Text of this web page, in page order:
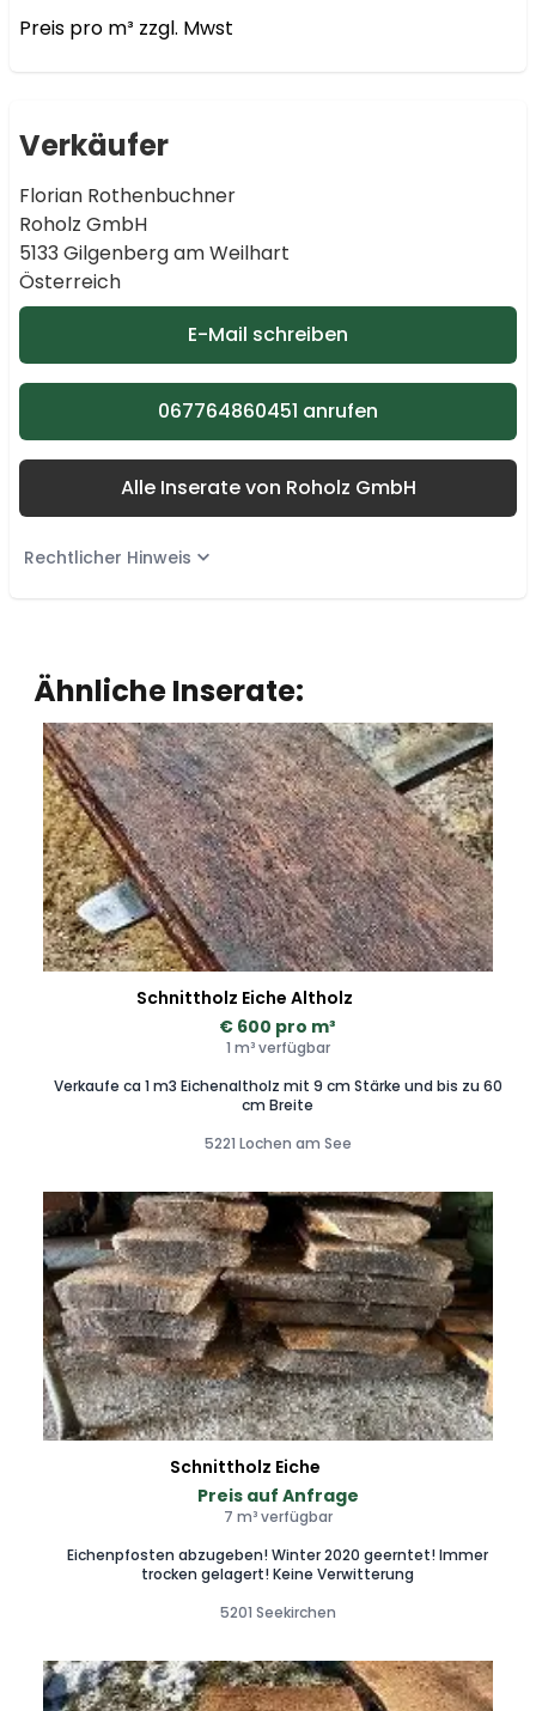
Preis pro m³ zzgl. Mwst
Verkäufer
Florian Rothenbuchner
Roholz GmbH
5133 Gilgenberg am Weilhart
Österreich
E-Mail schreiben
067764860451 anrufen
Alle Inserate von Roholz GmbH
Rechtlicher Hinweis
Ähnliche Inserate:
Schnittholz Eiche Altholz
€ 600 pro m³
1 m³ verfügbar
Verkaufe ca 1 m3 Eichenaltholz mit 9 cm Stärke und bis zu 60
cm Breite
5221 Lochen am See
Schnittholz Eiche
Preis auf Anfrage
7 m³ verfügbar
Eichenpfosten abzugeben! Winter 2020 geerntet! Immer
trocken gelagert! Keine Verwitterung
5201 Seekirchen